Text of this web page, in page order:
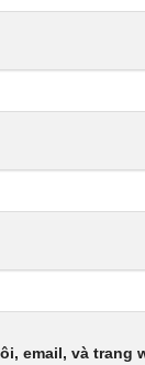
email, và trang